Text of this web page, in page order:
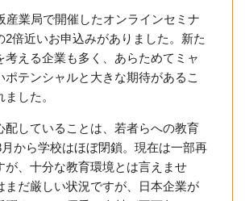
産業局で開催したオンラインセミナ
2倍近いお申込みがありました。新た
考える企業も多く、あらためてミャ
ポテンシャルと大きな期待があるこ
した。
配していることは、若者らへの教育
から学校はほぼ閉鎖。現在は一部再
が、十分な教育環境とは言えませ
まだ厳しい状況ですが、日本企業が